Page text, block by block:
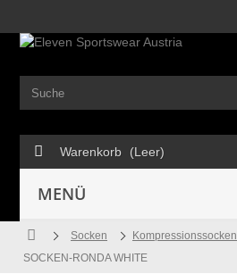
Warenkorb (Leer)
MENÜ
Socken Kompressionssocken
SOCKEN-RONDA WHITE